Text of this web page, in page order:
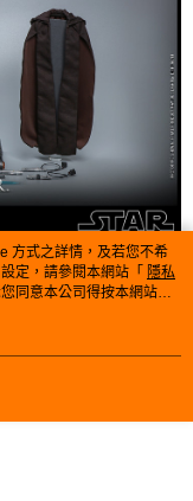
方式之詳情，及若您不希
定，請參閱本網站「 隱私
同意本公司得按本網站使